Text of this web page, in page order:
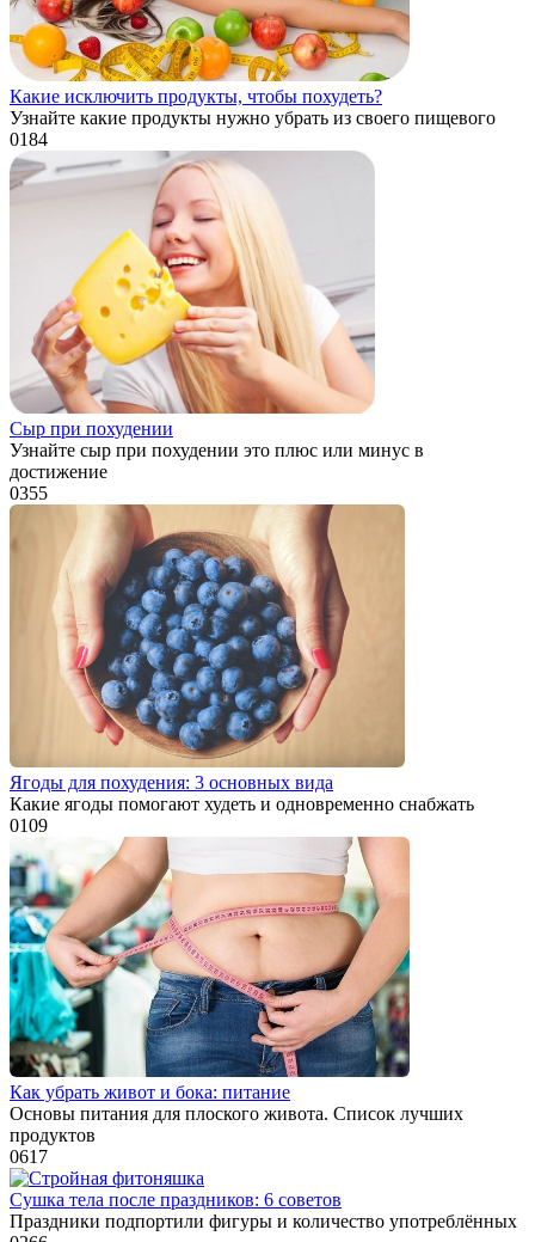
Какие исключить продукты, чтобы похудеть?
Узнайте какие продукты нужно убрать из своего пищевого
0184
Сыр при похудении
Узнайте сыр при похудении это плюс или минус в
достижение
0355
Ягоды для похудения: 3 основных вида
Какие ягоды помогают худеть и одновременно снабжать
0109
Как убрать живот и бока: питание
Основы питания для плоского живота. Список лучших
продуктов
0617
Сушка тела после праздников: 6 советов
Праздники подпортили фигуры и количество употреблённых